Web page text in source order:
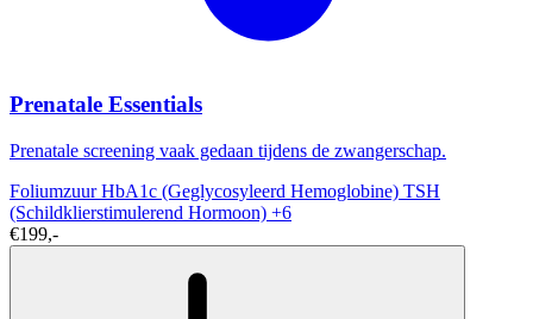
Prenatale Essentials
Prenatale screening vaak gedaan tijdens de zwangerschap.
FoliumzuurHbA1c (Geglycosyleerd Hemoglobine) TSH
(Schildklierstimulerend Hormoon) +6
€199,-